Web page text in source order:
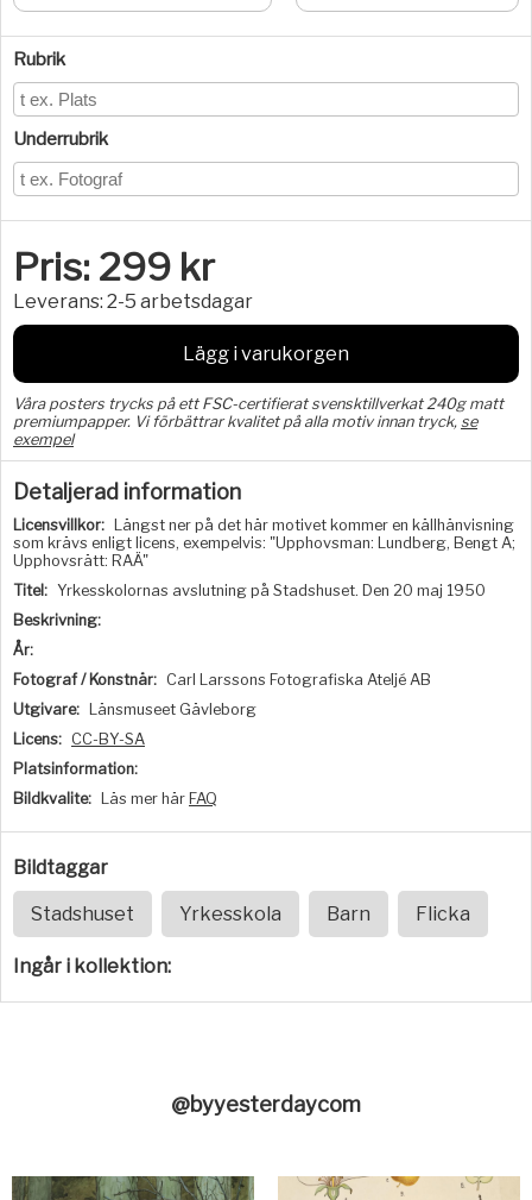
Rubrik
Underrubrik
Pris: 299 kr
Leverans: 2-5 arbetsdagar
Lägg i varukorgen
Våra posters trycks på ett FSC-certifierat svensktillverkat 240g matt
premiumpapper. Vi förbättrar kvalitet på alla motiv innan tryck, se
exempel
Detaljerad information
Licensvillkor:
Längst ner på det här motivet kommer en källhänvisning
som krävs enligt licens, exempelvis: "Upphovsman: Lundberg, Bengt A;
Upphovsrätt: RAÄ"
Titel: Yrkesskolornas avslutning på Stadshuset. Den 20 maj 1950
Beskrivning:
År:
Fotograf / Konstnär: Carl Larssons Fotografiska Ateljé AB
Utgivare:
Länsmuseet Gävleborg
Licens: CC-BY-SA
Platsinformation:
Bildkvalite:
Läs mer här FAQ
Bildtaggar
Stadshuset Yrkesskola Barn Flicka
Ingår i kollektion:
@byyesterdaycom